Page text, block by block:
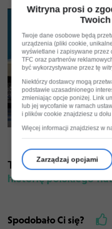
Te wystawy już nie
historię polskiego
Spodobało Ci się?
Witryna prosi o
Twoje dane osobowe będą
urządzenia (pliki cookie,
wyświetlane i zapisywane przez
TFC oraz partnerów
być wykorzystywane przez tę
Niektórzy dostawcy mogą
podstawie uzasadnionego
zmieniając opcje poniżej. Link
lub jej wycofanie w ramach
i plików cookie znajdziesz u
Więcej informacji znajdziesz w
Zarządzaj opcjami